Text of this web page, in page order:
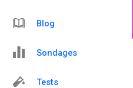
Blog
Sondages
Tests